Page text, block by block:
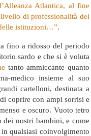
Atlantica, al fine
di professionalità del
istituzioni…”.
fino a ridosso del periodo
sardo e che si è voluta
tanto ammiccante quanto
medico insieme al suo
cartelloni, destinata a
coprire con ampi sorrisi e
e oscuro. Vuoto tetro
nostri bambini, e come
qualsiasi coinvolgimento